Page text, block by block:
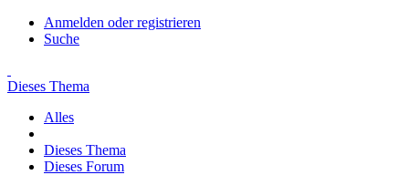
Anmelden oder registrieren
Suche
Dieses Thema
Alles
Dieses Thema
Dieses Forum